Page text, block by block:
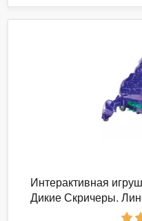
Интерактивная
Дикие Скричеры.